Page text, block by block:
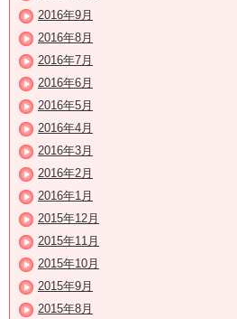
2016年9月
2016年8月
2016年7月
2016年6月
2016年5月
2016年4月
2016年3月
2016年2月
2016年1月
2015年12月
2015年11月
2015年10月
2015年9月
2015年8月